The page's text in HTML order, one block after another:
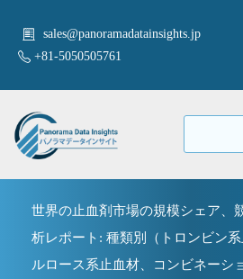
sales@panoramadatainsights.jp
+81-5050505761
世界の止血剤市場の規模シェア、
析レポート: 種類別（トロンビン
ルロース系止血材、コンビネーシ